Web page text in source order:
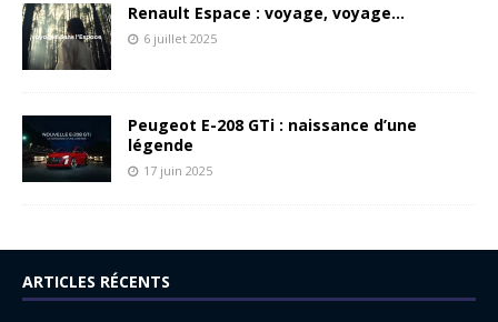
Renault Espace : voyage, voyage…
6 juillet 2025
Peugeot E-208 GTi : naissance d’une
légende
17 juin 2025
ARTICLES RÉCENTS